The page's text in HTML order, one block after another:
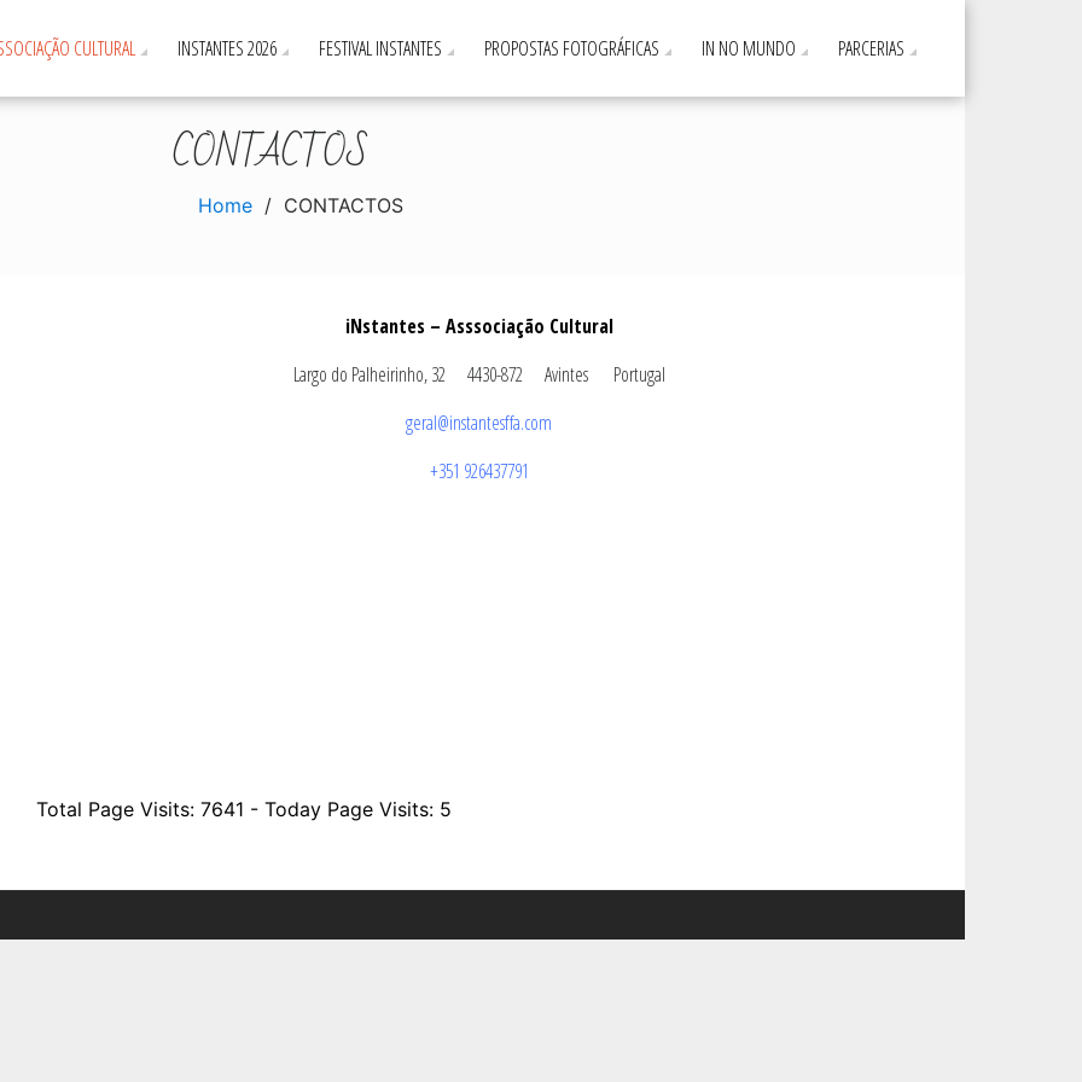
CULTURAL INSTANTES 2026 FESTIVAL INSTANTES PROPOSTAS FOTOGRÁFICAS IN NO MUNDO PARCERIAS
CONTACTOS
Home CONTACTOS
iNstantes – Asssociação Cultural
Largo do Palheirinho, 32 4430-872 Avintes Portugal
geral@instantesffa.com
+351 926437791
Total Page Visits: 7641 - Today Page Visits: 5